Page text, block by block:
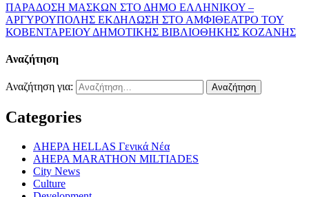
ΠΑΡΑΔΟΣΗ ΜΑΣΚΩΝ ΣΤΟ ΔΗΜΟ ΕΛΛΗΝΙΚΟΥ –
ΑΡΓΥΡΟΥΠΟΛΗΣ ΕΚΔΗΛΩΣΗ ΣΤΟ ΑΜΦΙΘΕΑΤΡΟ ΤΟΥ
ΚΟΒΕΝΤΑΡΕΙΟΥ ΔΗΜΟΤΙΚΗΣ ΒΙΒΛΙΟΘΗΚΗΣ ΚΟΖΑΝΗΣ
Αναζήτηση
Αναζήτηση για:
Categories
AHEPA HELLAS Γενικά Νέα
AHEPA MARATHON MILTIADES
City News
Culture